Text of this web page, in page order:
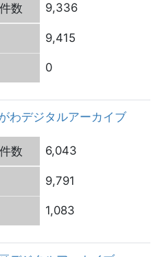
9,336
9,415
0
わデジタルアーカイブ
6,043
9,791
1,083